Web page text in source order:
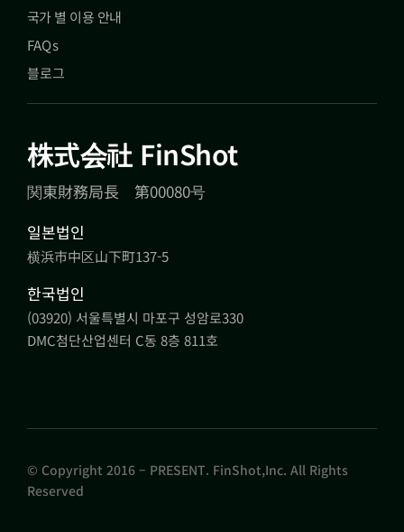
국가 별 이용 안내
FAQs
블로그
株式会社 FinShot
関東財務局長 第00080号
일본법인
横浜市中区山下町137-5
한국법인
(03920) 서울특별시 마포구 성암로330
DMC첨단산업센터 C동 8층 811호
© Copyright 2016 – PRESENT. FinShot,Inc. All Rights
Reserved